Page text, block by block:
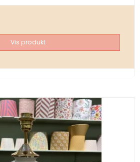
Vis produkt